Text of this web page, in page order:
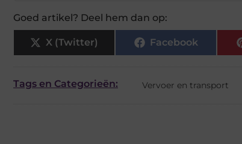
Goed artikel? Deel hem dan op:
X (Twitter) Facebook
Tags en Categorieën: Vervoer en transport